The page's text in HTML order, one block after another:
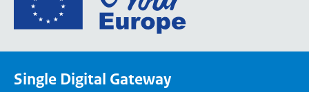
de
Single Digital Gateway